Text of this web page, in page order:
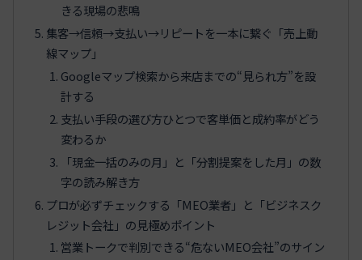
きる現場の悲鳴
集客→信頼→支払い→リピートを一本に繋ぐ「売上動
線マップ」
Googleマップ検索から来店までの“見られ方”を設
計する
支払い手段の選び方ひとつで客単価と成約率がどう
変わるか
「現金一括のみの月」と「分割提案をした月」の数
字の読み解き方
プロが必ずチェックする「MEO業者」と「ビジネスク
レジット会社」の見極めポイント
営業トークで判別できる“危ないMEO会社”のサイン